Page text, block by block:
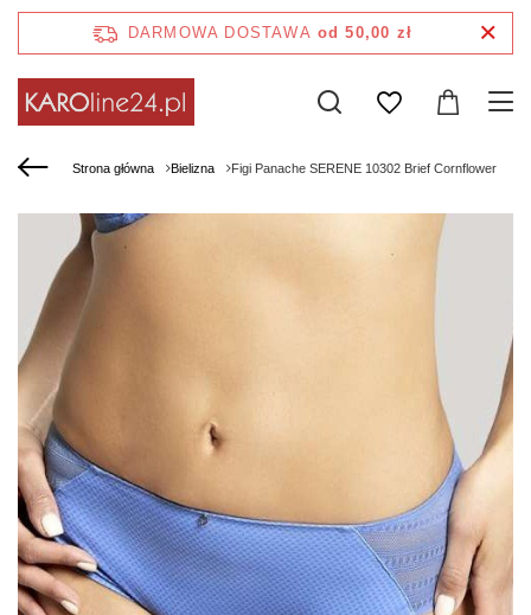
DARMOWA DOSTAWA od 50,00 zł
Strona główna Bielizna Figi Panache SERENE 10302 Brief Cornflower